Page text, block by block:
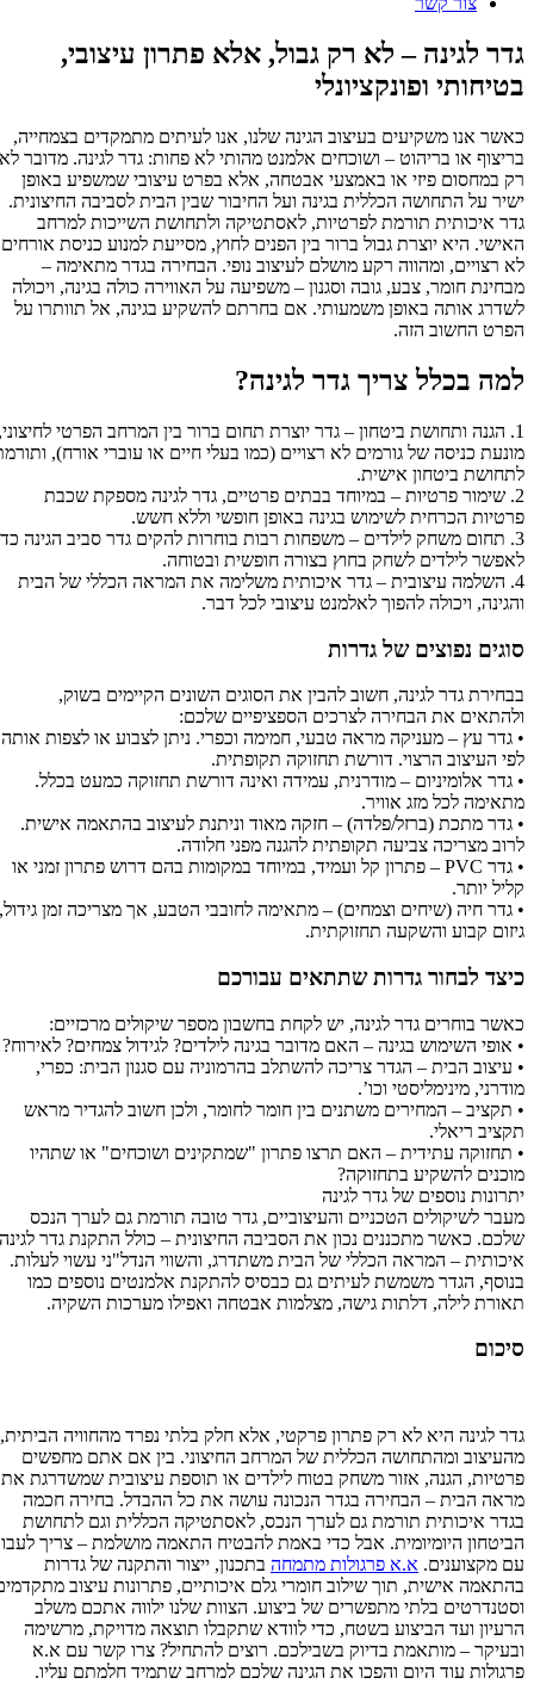
גדר לגינה – לא רק גבול, אלא פתרון עיצובי,
בטיחותי ופונקציונלי
התמונות
מטה
מספרות
את
סיפור
גדר
לגינה
לא
רק
גבול,
אלא
פתרון
עיצובי,
בטיחותי
ופונקציונלי
כאשר אנו משקיעים בעיצוב הגינה שלנו, אנו לעיתים מתמקדים בצמחייה,
בריצוף או בריהוט – ושוכחים אלמנט מהותי לא פחות: גדר לגינה. מדובר לא
רק במחסום פיזי או באמצעי אבטחה, אלא בפרט עיצובי שמשפיע באופן
ישיר על התחושה הכללית בגינה ועל החיבור שבין הבית לסביבה החיצונית.
גדר איכותית תורמת לפרטיות, לאסתטיקה ולתחושת השייכות למרחב
האישי. היא יוצרת גבול ברור בין הפנים לחוץ, מסייעת למנוע כניסת אורחים
לא רצויים, ומהווה רקע מושלם לעיצוב נופי. הבחירה בגדר מתאימה –
מבחינת חומר, צבע, גובה וסגנון – משפיעה על האווירה כולה בגינה, ויכולה
לשדרג אותה באופן משמעותי. אם בחרתם להשקיע בגינה, אל תוותרו על
הפרט החשוב הזה.
למה בכלל צריך גדר לגינה?
1. הגנה ותחושת ביטחון – גדר יוצרת תחום ברור בין המרחב הפרטי לחיצוני,
מונעת כניסה של גורמים לא רצויים (כמו בעלי חיים או עוברי אורח), ותורמת
לתחושת ביטחון אישית.
2. שימור פרטיות – במיוחד בבתים פרטיים, גדר לגינה מספקת שכבת
פרטיות הכרחית לשימוש בגינה באופן חופשי וללא חשש.
3. תחום משחק לילדים – משפחות רבות בוחרות להקים גדר סביב הגינה כדי
לאפשר לילדים לשחק בחוץ בצורה חופשית ובטוחה.
4. השלמה עיצובית – גדר איכותית משלימה את המראה הכללי של הבית
והגינה, ויכולה להפוך לאלמנט עיצובי לכל דבר.
סוגים נפוצים של גדרות
בבחירת גדר לגינה, חשוב להבין את הסוגים השונים הקיימים בשוק,
ולהתאים את הבחירה לצרכים הספציפיים שלכם:
• גדר עץ – מעניקה מראה טבעי, חמימה וכפרי. ניתן לצבוע או לצפות אותה
לפי העיצוב הרצוי. דורשת תחזוקה תקופתית.
• גדר אלומיניום – מודרנית, עמידה ואינה דורשת תחזוקה כמעט בכלל.
מתאימה לכל מזג אוויר.
• גדר מתכת (ברזל/פלדה) – חזקה מאוד וניתנת לעיצוב בהתאמה אישית.
לרוב מצריכה צביעה תקופתית להגנה מפני חלודה.
• גדר PVC – פתרון קל ועמיד, במיוחד במקומות בהם דרוש פתרון זמני או
קליל יותר.
• גדר חיה (שיחים וצמחים) – מתאימה לחובבי הטבע, אך מצריכה זמן גידול,
גיזום קבוע והשקעה תחזוקתית.
כיצד לבחור גדרות שתתאים עבורכם
כאשר בוחרים גדר לגינה, יש לקחת בחשבון מספר שיקולים מרכזיים:
• אופי השימוש בגינה – האם מדובר בגינה לילדים? לגידול צמחים? לאירוח?
• עיצוב הבית – הגדר צריכה להשתלב בהרמוניה עם סגנון הבית: כפרי,
מודרני, מינימליסטי וכו’.
• תקציב – המחירים משתנים בין חומר לחומר, ולכן חשוב להגדיר מראש
תקציב ריאלי.
• תחזוקה עתידית – האם תרצו פתרון "שמתקינים ושוכחים" או שתהיו
מוכנים להשקיע בתחזוקה?
יתרונות נוספים של גדר לגינה
מעבר לשיקולים הטכניים והעיצוביים, גדר טובה תורמת גם לערך הנכס
שלכם. כאשר מתכננים נכון את הסביבה החיצונית – כולל התקנת גדר לגינה
איכותית – המראה הכללי של הבית משתדרג, והשווי הנדל"ני עשוי לעלות.
בנוסף, הגדר משמשת לעיתים גם כבסיס להתקנת אלמנטים נוספים כמו
תאורת לילה, דלתות גישה, מצלמות אבטחה ואפילו מערכות השקיה.
סיכום
גדר לגינה היא לא רק פתרון פרקטי, אלא חלק בלתי נפרד מהחוויה הביתית,
מהעיצוב ומהתחושה הכללית של המרחב החיצוני. בין אם אתם מחפשים
פרטיות, הגנה, אזור משחק בטוח לילדים או תוספת עיצובית שמשדרגת את
מראה הבית – הבחירה בגדר הנכונה עושה את כל ההבדל. בחירה חכמה
בגדר איכותית תורמת גם לערך הנכס, לאסתטיקה הכללית וגם לתחושת
הביטחון היומיומית. אבל כדי באמת להבטיח התאמה מושלמת – צריך לעבוד
עם מקצוענים.א.א פרגולות מתמחהבתכנון, ייצור והתקנה של גדרות
בהתאמה אישית, תוך שילוב חומרי גלם איכותיים, פתרונות עיצוב מתקדמים
וסטנדרטים בלתי מתפשרים של ביצוע. הצוות שלנו ילווה אתכם משלב
הרעיון ועד הביצוע בשטח, כדי לוודא שתקבלו תוצאה מדויקת, מרשימה
ובעיקר – מותאמת בדיוק בשבילכם. רוצים להתחיל? צרו קשר עם א.א
פרגולות עוד היום והפכו את הגינה שלכם למרחב שתמיד חלמתם עליו.